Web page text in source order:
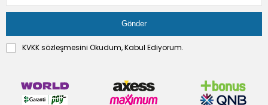
KVKK sözleşmesini Okudum, Kabul Ediyorum.